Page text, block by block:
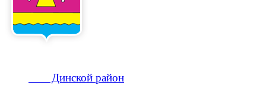
Динской район